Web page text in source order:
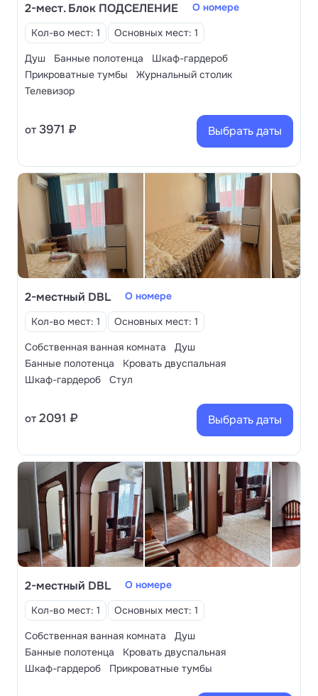
2-мест. Блок ПОДСЕЛЕНИЕ
О номере
Кол-во мест: 1
Основных мест: 1
Душ
Банные полотенца
Шкаф-гардероб
Прикроватные тумбы
Журнальный столик
Телевизор
от 3971 ₽ Выбрать даты
2-местный DBL
О номере
Кол-во мест: 1
Основных мест: 1
Собственная ванная комната
Душ
Банные полотенца
Кровать двуспальная
Шкаф-гардероб
Стул
от 2091 ₽ Выбрать даты
2-местный DBL
О номере
Кол-во мест: 1
Основных мест: 1
Собственная ванная комната
Душ
Банные полотенца
Кровать двуспальная
Шкаф-гардероб
Прикроватные тумбы